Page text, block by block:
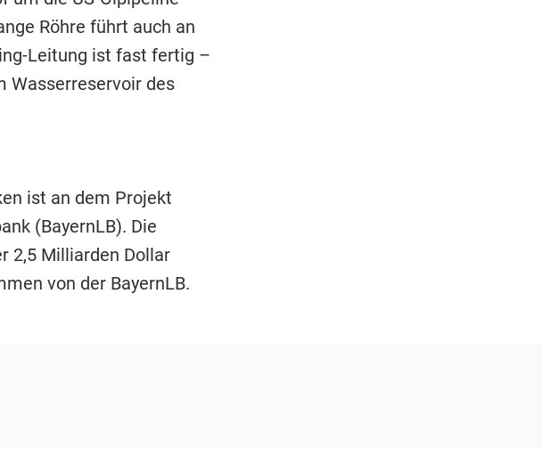
Röhre führt auch an
Leitung ist fast fertig –
Wasserreservoir des
ist an dem Projekt
(BayernLB). Die
2,5 Milliarden Dollar
von der BayernLB.